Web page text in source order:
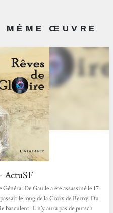
MÊME ŒUVRE
ActuSF
De Gaulle a été assassiné le 17
le long de la Croix de Berny. Du
basculent. Il n’y aura pas de putsch